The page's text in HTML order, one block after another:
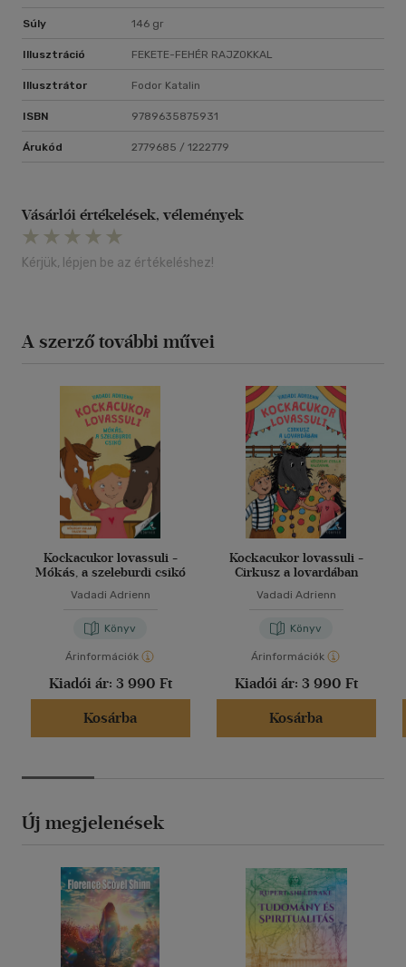
Súly 146 gr
Illusztráció FEKETE-FEHÉR RAJZOKKAL
Illusztrátor Fodor Katalin
ISBN 9789635875931
Árukód 2779685 / 1222779
Vásárlói értékelések, vélemények
Kérjük, lépjen be az értékeléshez!
A szerző további művei
Kockacukor lovassuli -
Mókás, a szeleburdi csikó
Vadadi Adrienn
Könyv
Árinformációk
Kiadói ár: 3 990 Ft
Kosárba
Kockacukor lovassuli -
Cirkusz a lovardában
Vadadi Adrienn
Könyv
Árinformációk
Kiadói ár: 3 990 Ft
Kosárba
Új megjelenések